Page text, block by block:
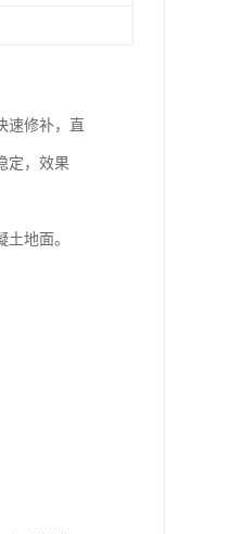
速修补，直
定，效果
地面。